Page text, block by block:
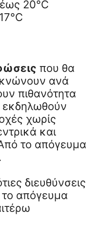
20°C
που θα
ανά
πιθανότητα
χωρίς
και
το απόγευμα
διευθύνσεις
απόγευμα